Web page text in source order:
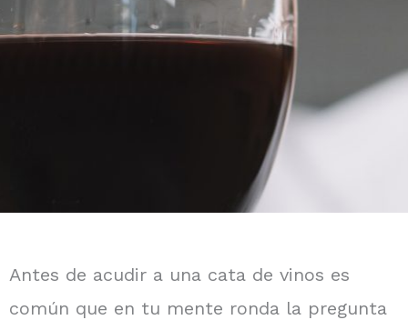
Antes de acudir a una cata de vinos es
común que en tu mente ronda la pregunta